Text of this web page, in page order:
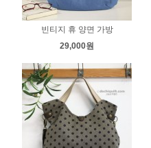
빈티지 휴 양면 가방
29,000원